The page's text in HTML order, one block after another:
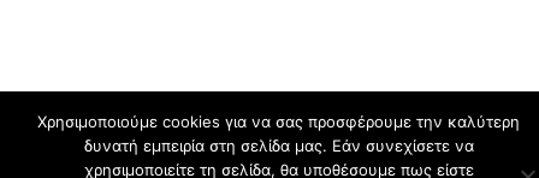
Χρησιμοποιούμε cookies για να σας προσφέρουμε την καλύτερη
δυνατή εμπειρία στη σελίδα μας. Εάν συνεχίσετε να
χρησιμοποιείτε τη σελίδα, θα υποθέσουμε πως είστε